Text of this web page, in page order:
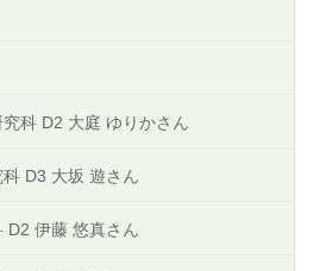
科 D2 大庭 ゆりかさん
D3 大坂 遊さん
D2 伊藤 悠真さん